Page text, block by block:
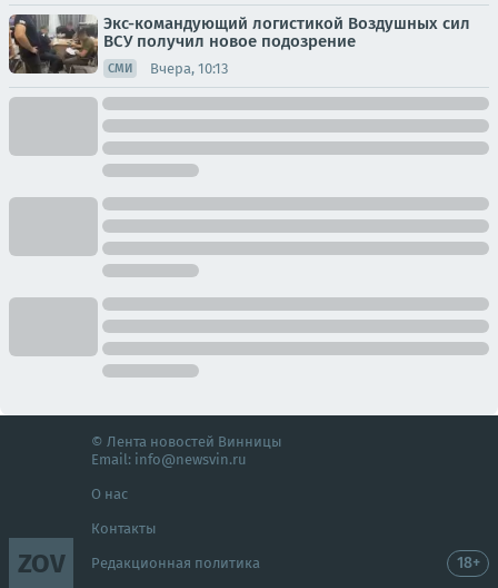
Экс-командующий логистикой Воздушных сил
ВСУ получил новое подозрение
СМИ Вчера, 10:13
ZOV
© Лента новостей Винницы
Email: info@newsvin.ru
О нас
Контакты
Редакционная политика 18+